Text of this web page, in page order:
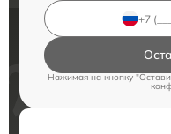
Нажимая на кнопку